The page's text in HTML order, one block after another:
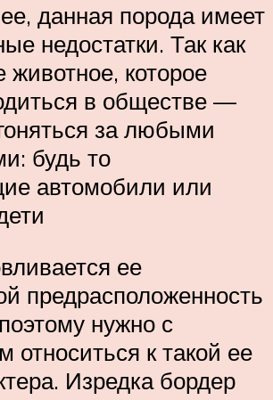
данная порода имеет
недостатки. Так как
животное, которое
в обществе —
за любыми
будь то
автомобили или
ее
предрасположенность
нужно с
относиться к такой ее
Изредка бордер